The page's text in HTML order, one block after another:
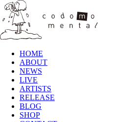
HOME
ABOUT
NEWS
LIVE
ARTISTS
RELEASE
BLOG
SHOP